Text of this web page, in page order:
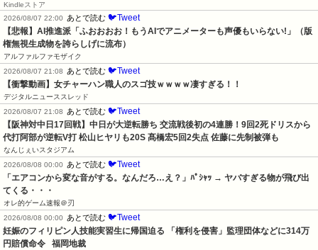
Kindleストア
2026/08/07 22:00
あとで読む 🐦Tweet
【悲報】AI推進派「ふおおおお！もうAIでアニメーターも声優もいらない!」（版
権無視生成物を誇らしげに流布）
アルファルファモザイク
2026/08/07 21:08
あとで読む 🐦Tweet
【衝撃動画】女チャーハン職人のスゴ技ｗｗｗｗ凄すぎる！！
デジタルニューススレッド
2026/08/07 21:08
あとで読む 🐦Tweet
【阪神対中日17回戦】中日が大逆転勝ち 交流戦後初の4連勝！9回2死ドリスから
代打阿部が逆転V打 松山ヒヤリも20S 髙橋宏5回2失点 佐藤に先制被弾も
なんじぇいスタジアム
2026/08/08 00:00
あとで読む 🐦Tweet
「エアコンから変な音がする。なんだろ…え？」ﾊﾟｼｬｯ → ヤバすぎる物が飛び出
てくる・・・
オレ的ゲーム速報＠刃
2026/08/08 00:00
あとで読む 🐦Tweet
妊娠のフィリピン人技能実習生に帰国迫る 「権利を侵害」監理団体などに314万
円賠償命令   福岡地裁